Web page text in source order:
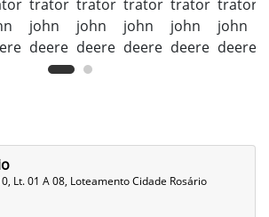
Lt. 01 A 08, Loteamento Cidade Rosário